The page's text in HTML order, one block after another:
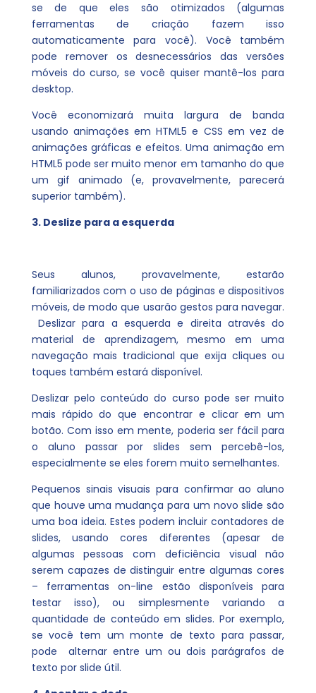
se de que eles são otimizados (algumas
ferramentas de criação fazem isso
automaticamente para você). Você também
pode remover os desnecessários das versões
móveis do curso, se você quiser mantê-los para
desktop.
Você economizará muita largura de banda
usando animações em HTML5 e CSS em vez de
animações gráficas e efeitos. Uma animação em
HTML5 pode ser muito menor em tamanho do que
um gif animado (e, provavelmente, parecerá
superior também).
3. Deslize para a esquerda
Seus alunos, provavelmente, estarão
familiarizados com o uso de páginas e dispositivos
móveis, de modo que usarão gestos para navegar.
Deslizar para a esquerda e direita através do
material de aprendizagem, mesmo em uma
navegação mais tradicional que exija cliques ou
toques também estará disponível.
Deslizar pelo conteúdo do curso pode ser muito
mais rápido do que encontrar e clicar em um
botão. Com isso em mente, poderia ser fácil para
o aluno passar por slides sem percebê-los,
especialmente se eles forem muito semelhantes.
Pequenos sinais visuais para confirmar ao aluno
que houve uma mudança para um novo slide são
uma boa ideia. Estes podem incluir contadores de
slides, usando cores diferentes (apesar de
algumas pessoas com deficiência visual não
serem capazes de distinguir entre algumas cores
– ferramentas on-line estão disponíveis para
testar isso), ou simplesmente variando a
quantidade de conteúdo em slides. Por exemplo,
se você tem um monte de texto para passar,
pode alternar entre um ou dois parágrafos de
texto por slide útil.